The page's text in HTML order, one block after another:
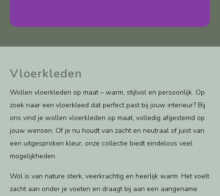
Vloerkleden
Wollen vloerkleden op maat – warm, stijlvol en persoonlijk. Op
zoek naar een vloerkleed dat perfect past bij jouw interieur? Bij
ons vind je wollen vloerkleden op maat, volledig afgestemd op
jouw wensen. Of je nu houdt van zacht en neutraal of juist van
een uitgesproken kleur, onze collectie biedt eindeloos veel
mogelijkheden.
Wol is van nature sterk, veerkrachtig en heerlijk warm. Het voelt
zacht aan onder je voeten en draagt bij aan een aangename